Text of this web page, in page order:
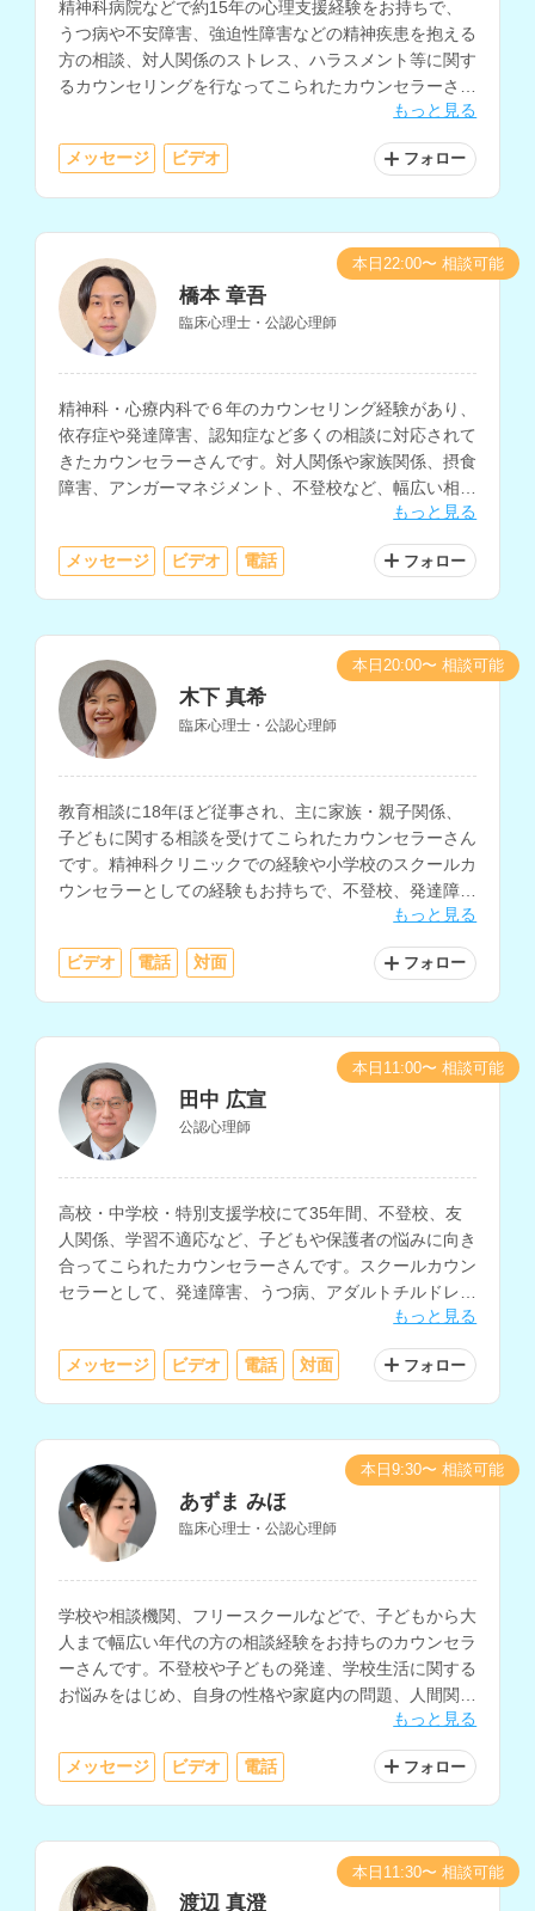
精神科病院などで約15年の心理支援経験をお持ちで、
うつ病や不安障害、強迫性障害などの精神疾患を抱える
方の相談、対人関係のストレス、ハラスメント等に関す
るカウンセリングを行なってこられたカウンセラーさん
もっと見る
メッセージ ビデオ フォロー
橋本 章吾
臨床心理士・公認心理師
精神科・心療内科で６年のカウンセリング経験があり、
依存症や発達障害、認知症など多くの相談に対応されて
きたカウンセラーさんです。対人関係や家族関係、摂食
障害、アンガーマネジメント、不登校など、幅広い相談
もっと見る
メッセージ ビデオ 電話 フォロー
本日22:00〜 相談可能
木下 真希
臨床心理士・公認心理師
教育相談に18年ほど従事され、主に家族・親子関係、
子どもに関する相談を受けてこられたカウンセラーさん
です。精神科クリニックでの経験や小学校のスクールカ
ウンセラーとしての経験もお持ちで、不登校、発達障害
をはじめ、子どもについての相談全般を得意とされてい
もっと見る
ビデオ 電話 対面 フォロー
本日20:00〜 相談可能
田中 広宣
公認心理師
高校・中学校・特別支援学校にて35年間、不登校、友
人関係、学習不適応など、子どもや保護者の悩みに向き
合ってこられたカウンセラーさんです。スクールカウン
セラーとして、発達障害、うつ病、アダルトチルドレ
ン、人間関係不安、摂食障害、ゲーム依存等の相談にも
対応されています。
もっと見る
メッセージ ビデオ 電話 対面 フォロー
本日11:00〜 相談可能
あずま みほ
臨床心理士・公認心理師
学校や相談機関、フリースクールなどで、子どもから大
人まで幅広い年代の方の相談経験をお持ちのカウンセラ
ーさんです。不登校や子どもの発達、学校生活に関する
お悩みをはじめ、自身の性格や家庭内の問題、人間関
係、職場での悩みなど、多様な相談に対応されていま
もっと見る
メッセージ ビデオ 電話 フォロー
本日9:30〜 相談可能
渡辺 真澄
本日11:30〜 相談可能